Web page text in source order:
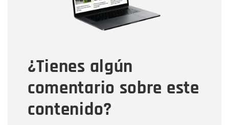
¿Tienes algún
comentario sobre este
contenido?
Tipo de comentario
Mensaje